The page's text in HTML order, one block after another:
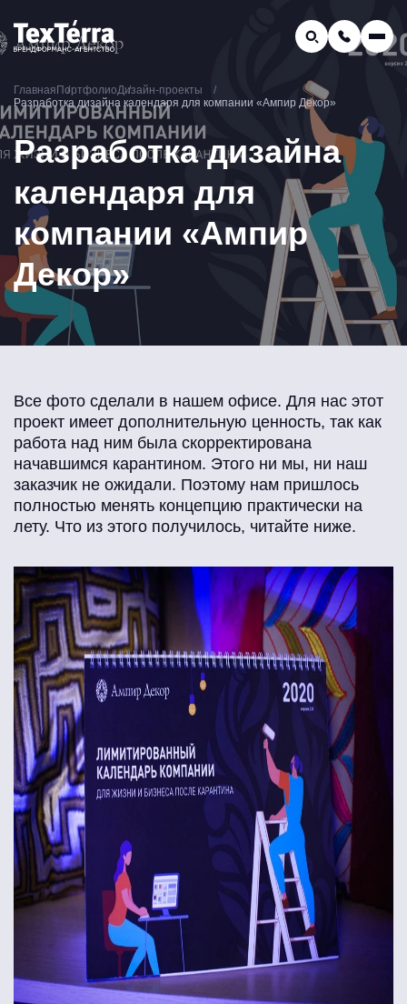
Поиск по услугам и статьям...
Заказать звонок
Телефон отдела продаж:
8 (800) 775-16-41
Наш e-mail:
mail@texterra.ru
Главная ПортфолиоДизайн-проекты
Разработка дизайна календаря для компании «Ампир Декор»
Разработка дизайна
календаря для
компании «Ампир
Декор»
Все фото сделали в нашем офисе. Для нас этот
проект имеет дополнительную ценность, так как
работа над ним была скорректирована
начавшимся карантином. Этого ни мы, ни наш
заказчик не ожидали. Поэтому нам пришлось
полностью менять концепцию практически на
лету. Что из этого получилось, читайте ниже.